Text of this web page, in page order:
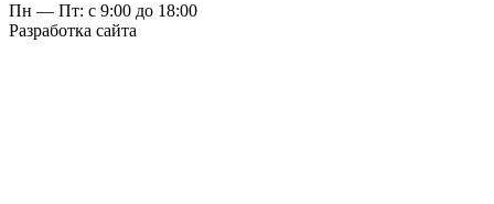
Пн — Пт: с 9:00 до 18:00
Разработка сайта